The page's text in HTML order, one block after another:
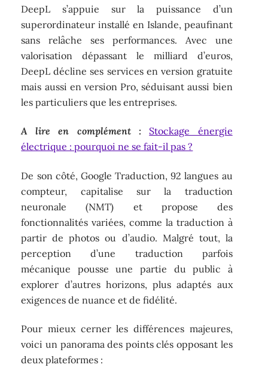
DeepL s’appuie sur la puissance d’un
superordinateur installé en Islande, peaufinant
sans relâche ses performances. Avec une
valorisation dépassant le milliard d’euros,
DeepL décline ses services en version gratuite
mais aussi en version Pro, séduisant aussi bien
les particuliers que les entreprises.
A lire en complément :
Stockage énergie
électrique : pourquoi ne se fait-il pas ?
De son côté, Google Traduction, 92 langues au
compteur, capitalise sur la traduction
neuronale (NMT) et propose des
fonctionnalités variées, comme la traduction à
partir de photos ou d’audio. Malgré tout, la
perception d’une traduction parfois
mécanique pousse une partie du public à
explorer d’autres horizons, plus adaptés aux
exigences de nuance et de fidélité.
Pour mieux cerner les différences majeures,
voici un panorama des points clés opposant les
deux plateformes :